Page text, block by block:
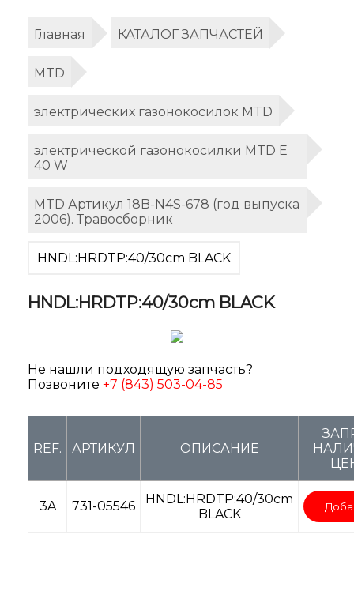
Главная КАТАЛОГ ЗАПЧАСТЕЙ
MTD
электрических газонокосилок MTD
электрической газонокосилки MTD E
40 W
MTD Артикул 18B-N4S-678 (год выпуска
2006). Травосборник
HNDL:HRDTP:40/30cm BLACK
HNDL:HRDTP:40/30cm BLACK
Не нашли подходящую запчасть?
Позвоните +7 (843) 503-04-85
REF. АРТИКУЛ ОПИСАНИЕ
3A 731-05546
HNDL:HRDTP:40/30cm
BLACK